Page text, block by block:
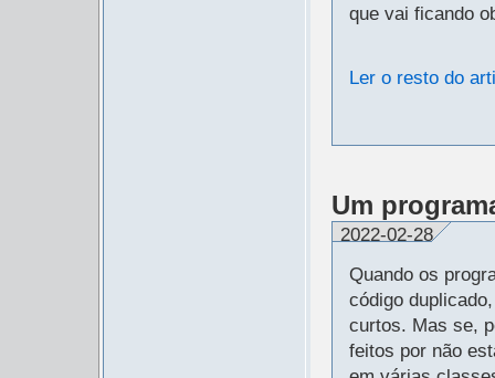
que vai ficando
Ler o resto do
Um
2022-02-28
Quando os
código
curtos. Mas se,
feitos por não